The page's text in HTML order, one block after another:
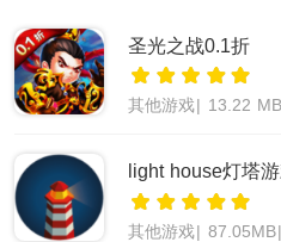
圣光之战0.1折
其他游戏 13.22 MB
light house灯塔
其他游戏 87.05MB